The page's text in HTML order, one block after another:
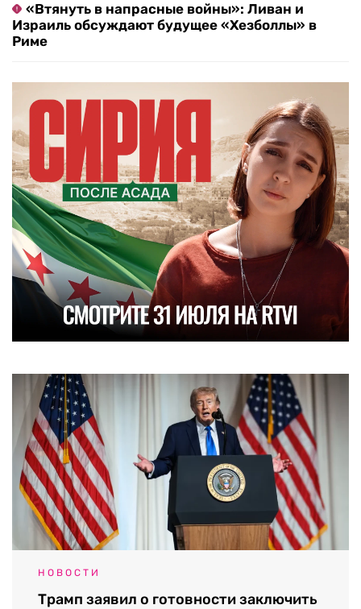
«Втянуть в напрасные войны»: Ливан и
Израиль обсуждают будущее «Хезболлы» в
Риме
НОВОСТИ
Трамп заявил о готовности заключить